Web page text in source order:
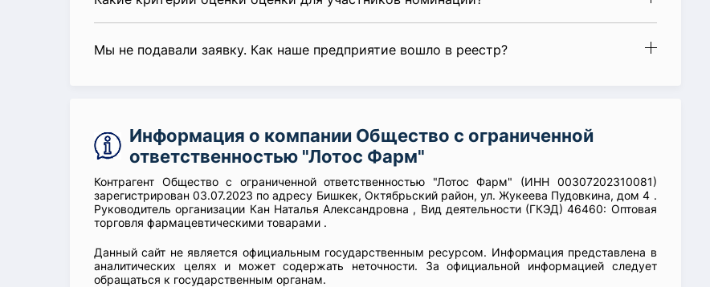
Мы не подавали заявку. Как наше предприятие вошло в реестр?
Информация о компании Общество с ограниченной
ответственностью "Лотос Фарм"
Контрагент Общество с ограниченной ответственностью "Лотос Фарм" (ИНН 00307202310081)
зарегистрирован 03.07.2023 по адресу Бишкек, Октябрьский район, ул. Жукеева Пудовкина, дом 4 .
Руководитель организации Кан Наталья Александровна , Вид деятельности (ГКЭД) 46460: Оптовая
торговля фармацевтическими товарами .
Данный сайт не является официальным государственным ресурсом. Информация представлена в
аналитических целях и может содержать неточности. За официальной информацией следует
обращаться к государственным органам.